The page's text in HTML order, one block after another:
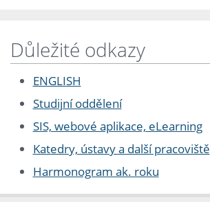
Důležité odkazy
ENGLISH
Studijní oddělení
SIS, webové aplikace, eLearning
Katedry, ústavy a další pracoviště
Harmonogram ak. roku